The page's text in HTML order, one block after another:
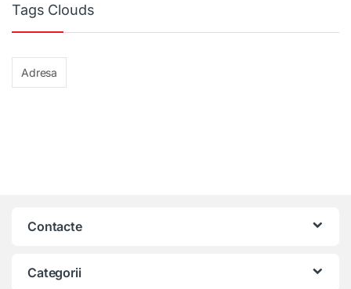
Tags Clouds
Adresa
Contacte
Categorii